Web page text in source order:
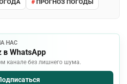
ПРОГНОЗ ПОГОДЫ
НАС
в WhatsApp
канале без лишнего шума.